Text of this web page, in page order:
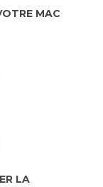
MAC
LA